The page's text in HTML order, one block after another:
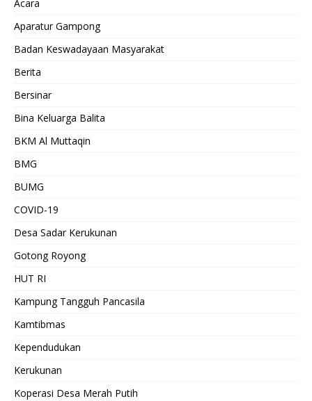
Acara
Aparatur Gampong
Badan Keswadayaan Masyarakat
Berita
Bersinar
Bina Keluarga Balita
BKM Al Muttaqin
BMG
BUMG
COVID-19
Desa Sadar Kerukunan
Gotong Royong
HUT RI
Kampung Tangguh Pancasila
Kamtibmas
Kependudukan
Kerukunan
Koperasi Desa Merah Putih